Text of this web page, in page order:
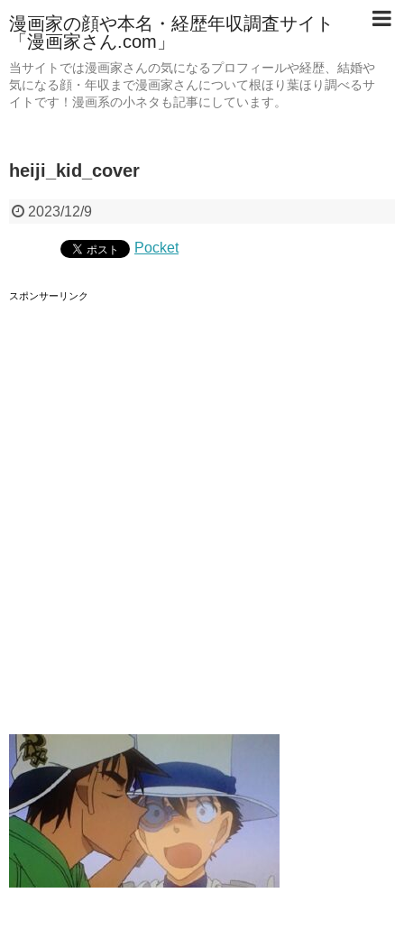
漫画家の顔や本名・経歴年収調査サイト
「漫画家さん.com」
当サイトでは漫画家さんの気になるプロフィールや経歴、結婚や
気になる顔・年収まで漫画家さんについて根ほり葉ほり調べるサ
イトです！漫画系の小ネタも記事にしています。
heiji_kid_cover
2023/12/9
Pocket
スポンサーリンク